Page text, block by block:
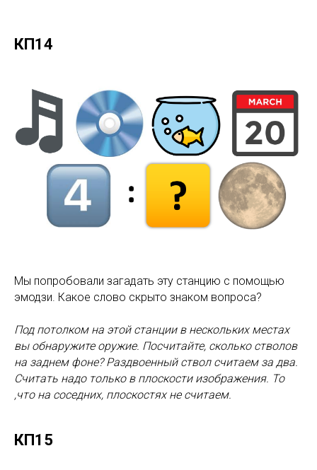
КП14
Мы попробовали загадать эту станцию с помощью
эмодзи. Какое слово скрыто знаком вопроса?
Под потолком на этой станции в нескольких местах
вы обнаружите оружие. Посчитайте, сколько стволов
на заднем фоне? Раздвоенный ствол считаем за два.
Считать надо только в плоскости изображения. То
,что на соседних, плоскостях не считаем.
КП15